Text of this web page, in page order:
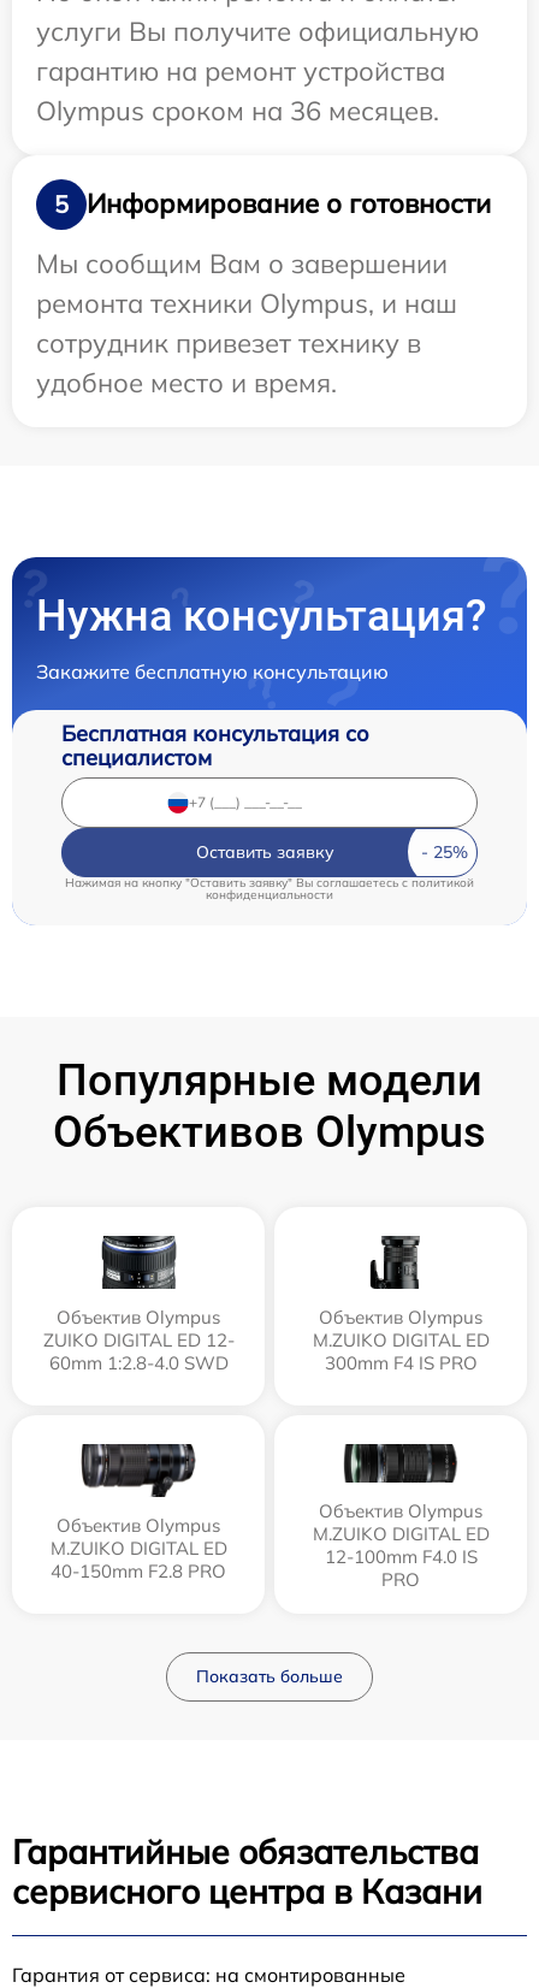
услуги Вы получите официальную
гарантию на ремонт устройства
Olympus сроком на 36 месяцев.
5
Информирование о готовности
Мы сообщим Вам о завершении
ремонта техники Olympus, и наш
сотрудник привезет технику в
удобное место и время.
Нужна консультация?
Закажите бесплатную консультацию
Бесплатная консультация со
специалистом
Оставить заявку
Нажимая на кнопку "Оставить заявку" Вы соглашаетесь cполитикой
конфиденциальности
Популярные модели
Объективов Olympus
Объектив Olympus
ZUIKO DIGITAL ED 12-
60mm 1:2.8-4.0 SWD
Объектив Olympus
M.ZUIKO DIGITAL ED
300mm F4 IS PRO
Объектив Olympus
M.ZUIKO DIGITAL ED
40-150mm F2.8 PRO
Объектив Olympus
M.ZUIKO DIGITAL ED
12‑100mm F4.0 IS
PRO
Показать больше
Гарантийные обязательства
сервисного центра в Казани
Гарантия от сервиса: на смонтированные